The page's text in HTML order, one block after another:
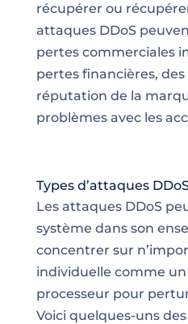
récupérer ou
attaques DDoS
pertes commerciales
pertes financières,
réputation de la
problèmes avec les
Types d’attaques
Les attaques DDoS
système dans son
concentrer sur
individuelle comme
processeur pour
Voici quelques-uns